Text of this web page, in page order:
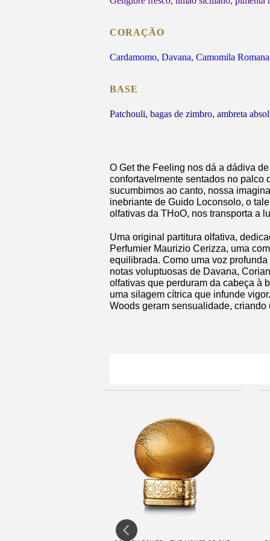
CORAÇÃO
Cardamomo, Davana, Camomila
BASE
Patchouli, bagas de zimbro, ambreta
O Get the Feeling nos dá a dádiva
confortavelmente sentados no palco
sucumbimos ao canto, nossa
inebriante de Guido Loconsolo, o
olfativas da THoO, nos transporta a
Uma original partitura olfativa,
Perfumier Maurizio Cerizza, uma
equilibrada. Como uma voz
notas voluptuosas de Davana,
olfativas que perduram da cabeça à
uma silagem cítrica que infunde
Woods geram sensualidade,